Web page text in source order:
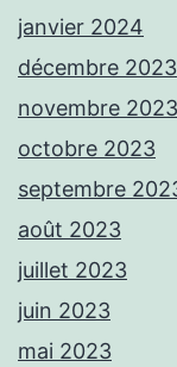
janvier 2024
décembre 2023
novembre 2023
octobre 2023
septembre
août 2023
juillet 2023
juin 2023
mai 2023